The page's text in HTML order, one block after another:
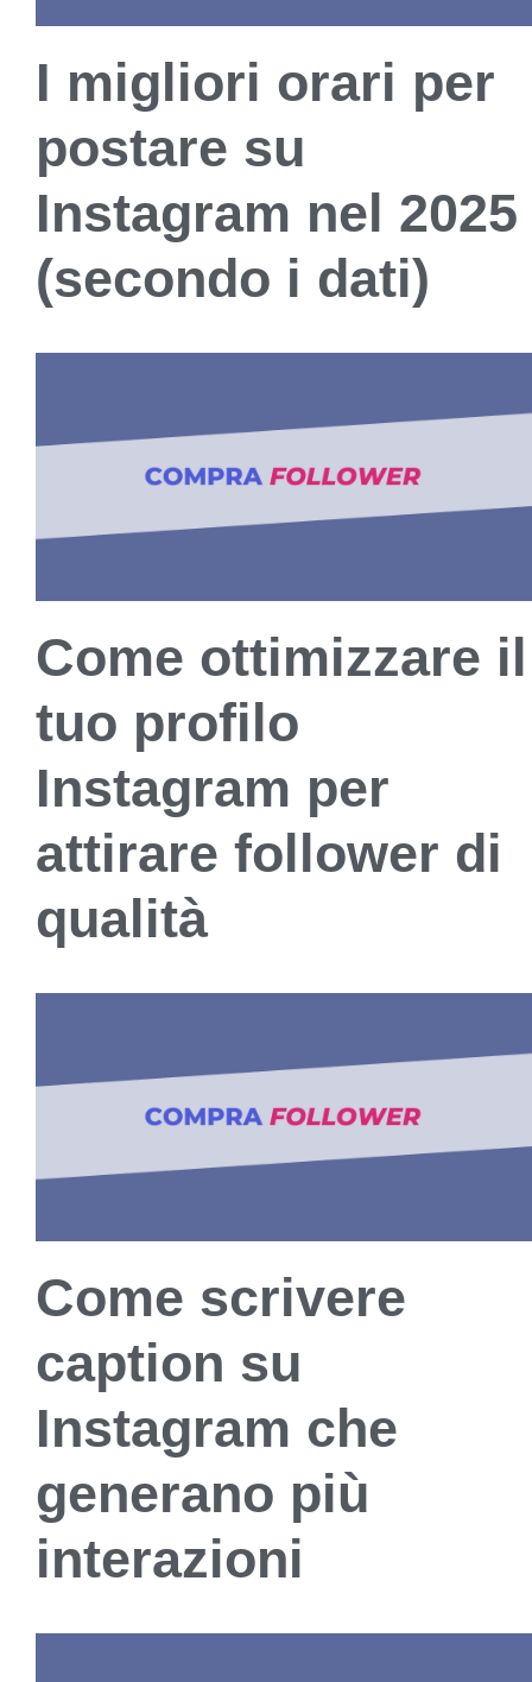
I migliori orari per
postare su
Instagram nel 2025
(secondo i dati)
Come ottimizzare il
tuo profilo
Instagram per
attirare follower di
qualità
Come scrivere
caption su
Instagram che
generano più
interazioni